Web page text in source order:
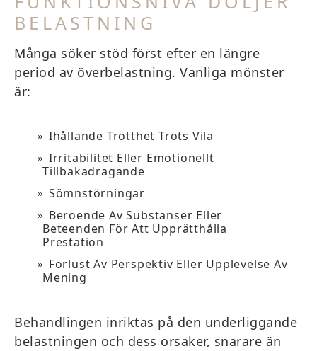
BELASTNING
Många söker stöd först efter en längre
period av överbelastning. Vanliga mönster
är:
Ihållande Trötthet Trots Vila
Irritabilitet Eller Emotionellt
Tillbakadragande
Sömnstörningar
Beroende Av Substanser Eller
Beteenden För Att Upprätthålla
Prestation
Förlust Av Perspektiv Eller Upplevelse Av
Mening
Behandlingen inriktas på den underliggande
belastningen och dess orsaker, snarare än